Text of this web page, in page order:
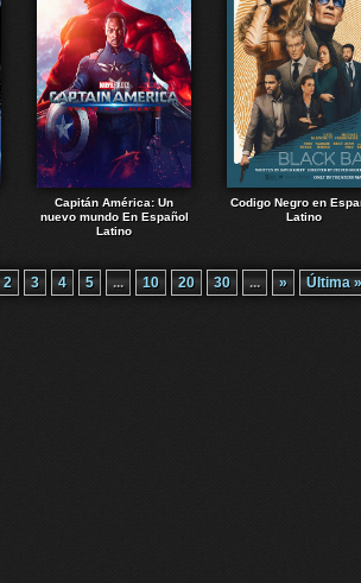
Capitán América: Un
nuevo mundo En Español
Latino
Codigo Negro en
Latino
2 3 4 5 ... 10 20 30 ... » Última »